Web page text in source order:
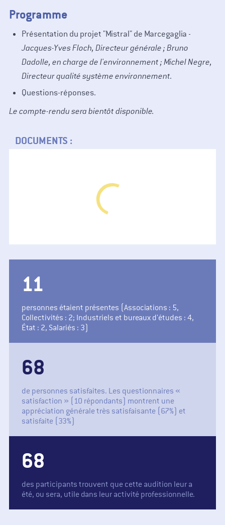
Programme
Présentation du projet "Mistral" de Marcegaglia -
Jacques-Yves Floch, Directeur générale ; Bruno
Dadolle, en charge de l'environnement ; Michel Negre,
Directeur qualité système environnement.
Questions-réponses.
Le compte-rendu sera bientôt disponible.
DOCUMENTS :
14
personnes étaient présentes (Associations : 5,
Collectivités : 2; Industriels et bureaux d'études : 4,
État : 2, Salariés : 3)
81
de personnes satisfaites. Les questionnaires «
satisfaction » (10 répondants) montrent une
appréciation générale très satisfaisante (67%) et
satisfaite (33%)
81
des participants trouvent que cette audition leur a
été, ou sera, utile dans leur activité professionnelle.